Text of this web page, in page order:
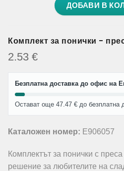
ДОБАВИ В
Комплект за понички -
2.53 €
Безплатна доставка до офис на
Остават още 47.47 € до безплатна
Каталожен номер: E906057
Комплектът за понички с
решение за любителите на